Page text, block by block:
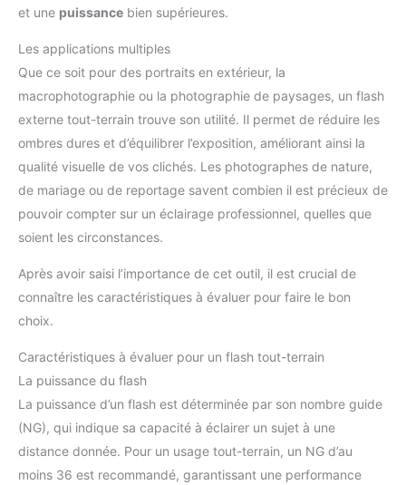
et une puissance bien supérieures.
Les applications multiples
Que ce soit pour des portraits en extérieur, la
macrophotographie ou la photographie de paysages, un flash
externe tout-terrain trouve son utilité. Il permet de réduire les
ombres dures et d’équilibrer l’exposition, améliorant ainsi la
qualité visuelle de vos clichés. Les photographes de nature,
de mariage ou de reportage savent combien il est précieux de
pouvoir compter sur un éclairage professionnel, quelles que
soient les circonstances.
Après avoir saisi l’importance de cet outil, il est crucial de
connaître les caractéristiques à évaluer pour faire le bon
choix.
Caractéristiques à évaluer pour un flash tout-terrain
La puissance du flash
La puissance d’un flash est déterminée par son nombre guide
(NG), qui indique sa capacité à éclairer un sujet à une
distance donnée. Pour un usage tout-terrain, un NG d’au
moins 36 est recommandé, garantissant une performance